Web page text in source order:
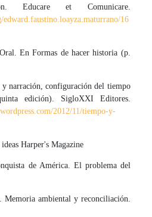
Educare et Comunicare.
edward.faustino.loayza.maturrano/16
En Formas de hacer historia (p.
narración, configuración del tiempo
edición). SigloXXI Editores.
2012/11/tiempo-y-
Harper's Magazine
de América. El problema del
Memoria ambiental y reconciliación.